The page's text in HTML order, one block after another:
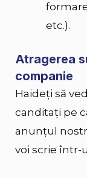
etc.).
Atragerea
companie
Haideți să
canditați pe
anunțul
voi scrie într-